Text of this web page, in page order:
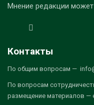
Мнение редакции
Контакты
По общим вопросам —
По вопросам
размещение материалов —